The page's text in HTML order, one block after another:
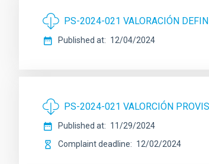
PS-2024-021 VALORACIÓN
Published at 12/04/2024
PS-2024-021 VALORCIÓN
Published at
11/29/2024
Complaint deadline
12/02/2024